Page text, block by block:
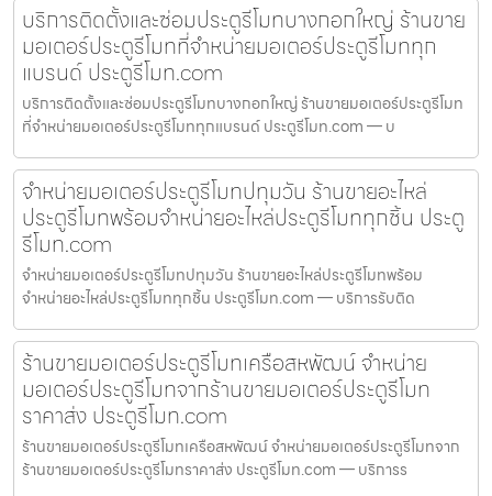
บริการติดตั้งและซ่อมประตูรีโมทบางกอกใหญ่ ร้านขาย
มอเตอร์ประตูรีโมทที่จำหน่ายมอเตอร์ประตูรีโมททุก
แบรนด์ ประตูรีโมท.com
บริการติดตั้งและซ่อมประตูรีโมทบางกอกใหญ่ ร้านขายมอเตอร์ประตูรีโมท
ที่จำหน่ายมอเตอร์ประตูรีโมททุกแบรนด์ ประตูรีโมท.com — บ
จำหน่ายมอเตอร์ประตูรีโมทปทุมวัน ร้านขายอะไหล่
ประตูรีโมทพร้อมจำหน่ายอะไหล่ประตูรีโมททุกชิ้น ประตู
รีโมท.com
จำหน่ายมอเตอร์ประตูรีโมทปทุมวัน ร้านขายอะไหล่ประตูรีโมทพร้อม
จำหน่ายอะไหล่ประตูรีโมททุกชิ้น ประตูรีโมท.com — บริการรับติด
ร้านขายมอเตอร์ประตูรีโมทเครือสหพัฒน์ จำหน่าย
มอเตอร์ประตูรีโมทจากร้านขายมอเตอร์ประตูรีโมท
ราคาส่ง ประตูรีโมท.com
ร้านขายมอเตอร์ประตูรีโมทเครือสหพัฒน์ จำหน่ายมอเตอร์ประตูรีโมทจาก
ร้านขายมอเตอร์ประตูรีโมทราคาส่ง ประตูรีโมท.com — บริการร